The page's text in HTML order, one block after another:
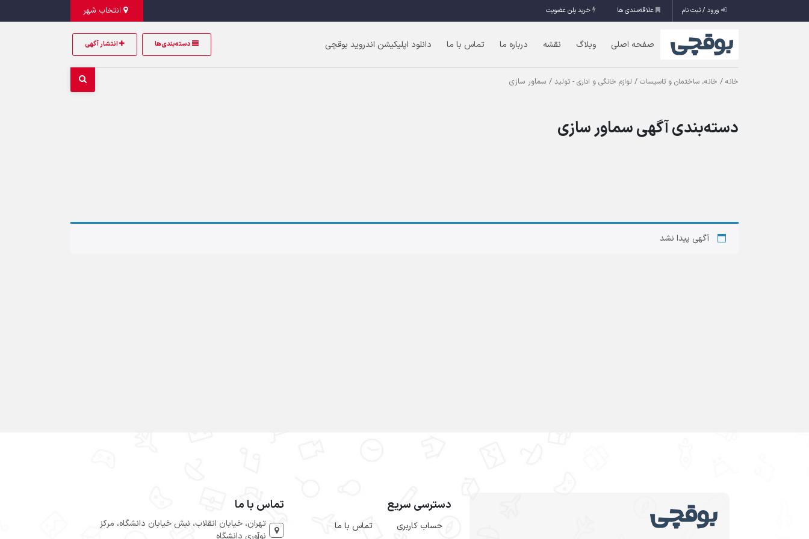
انتخاب شهر ورود / ثبت نام علاقه‌مندی ها خرید پلن عضویت
صفحه اصلی وبلاگ نقشه درباره ما تماس با ما دانلود اپلیکیشن اندروید بوقچی دسته‌بندی‌ها انتشار آگهی
خانه / خانه، ساختمان و تاسیسات / لوازم خانگی و اداری - تولید / سماور سازی
دسته‌بندی آگهی سماور سازی
آگهی پیدا نشد
دسترسی سریع
حساب کاربری
تماس با ما
تماس با ما
تهران، خیابان انقلاب، نبش خیابان دانشگاه، مرکز
نوآوری دانشگاه